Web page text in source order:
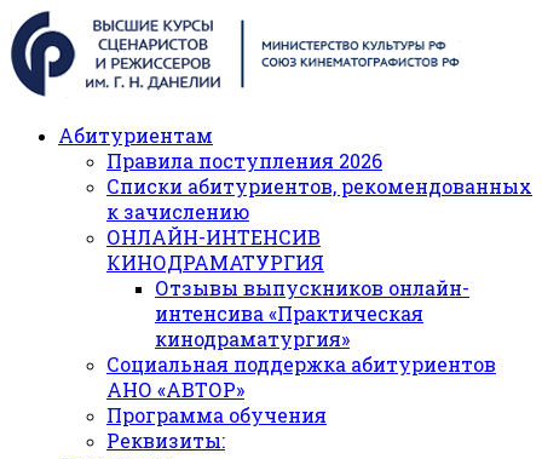
Абитуриентам
Правила поступления 2026
Списки абитуриентов, рекомендованных
к зачислению
ОНЛАЙН-ИНТЕНСИВ
КИНОДРАМАТУРГИЯ
Отзывы выпускников онлайн-
интенсива «Практическая
кинодраматургия»
Социальная поддержка абитуриентов
АНО «АВТОР»
Программа обучения
Реквизиты: